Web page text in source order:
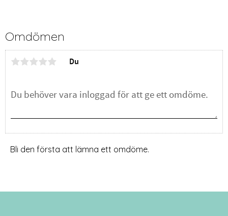
Omdömen
Du
Bli den första att lämna ett omdöme.